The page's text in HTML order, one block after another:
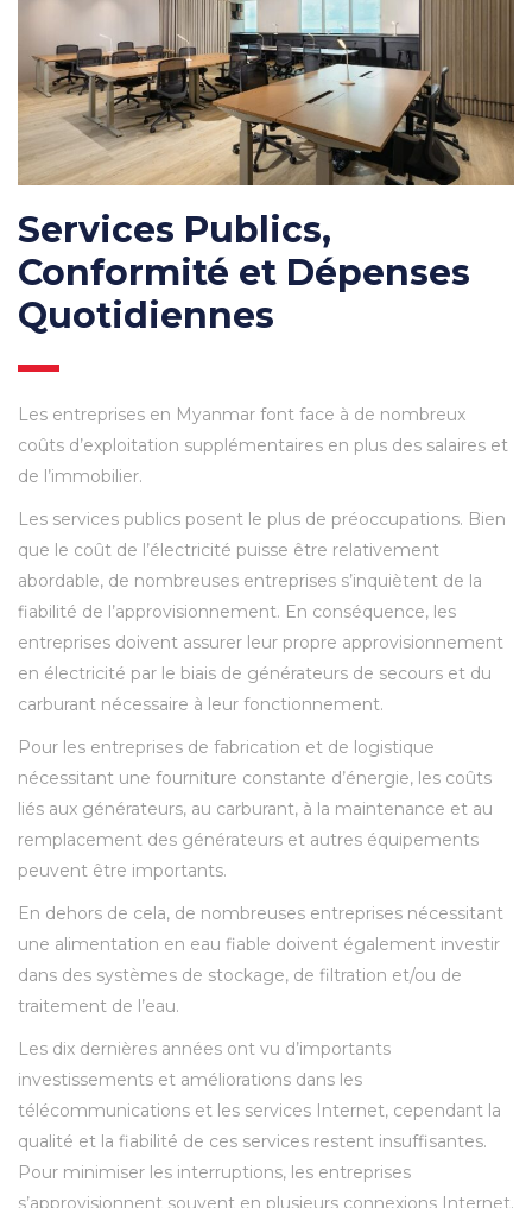
Services Publics,
Conformité et Dépenses
Quotidiennes
Les entreprises en Myanmar font face à de nombreux
coûts d’exploitation supplémentaires en plus des salaires et
de l’immobilier.
Les services publics posent le plus de préoccupations. Bien
que le coût de l’électricité puisse être relativement
abordable, de nombreuses entreprises s’inquiètent de la
fiabilité de l’approvisionnement. En conséquence, les
entreprises doivent assurer leur propre approvisionnement
en électricité par le biais de générateurs de secours et du
carburant nécessaire à leur fonctionnement.
Pour les entreprises de fabrication et de logistique
nécessitant une fourniture constante d’énergie, les coûts
liés aux générateurs, au carburant, à la maintenance et au
remplacement des générateurs et autres équipements
peuvent être importants.
En dehors de cela, de nombreuses entreprises nécessitant
une alimentation en eau fiable doivent également investir
dans des systèmes de stockage, de filtration et/ou de
traitement de l’eau.
Les dix dernières années ont vu d’importants
investissements et améliorations dans les
télécommunications et les services Internet, cependant la
qualité et la fiabilité de ces services restent insuffisantes.
Pour minimiser les interruptions, les entreprises
s’approvisionnent souvent en plusieurs connexions Internet.